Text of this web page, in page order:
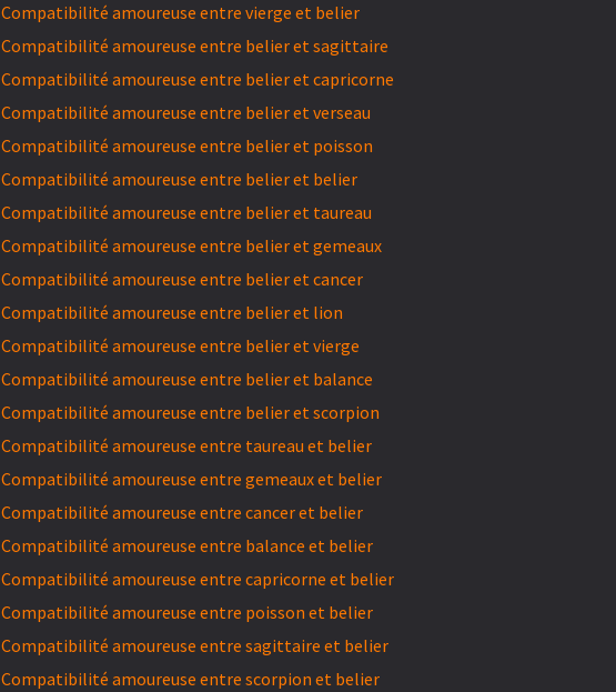
Compatibilité amoureuse entre vierge et belier
Compatibilité amoureuse entre belier et sagittaire
Compatibilité amoureuse entre belier et capricorne
Compatibilité amoureuse entre belier et verseau
Compatibilité amoureuse entre belier et poisson
Compatibilité amoureuse entre belier et belier
Compatibilité amoureuse entre belier et taureau
Compatibilité amoureuse entre belier et gemeaux
Compatibilité amoureuse entre belier et cancer
Compatibilité amoureuse entre belier et lion
Compatibilité amoureuse entre belier et vierge
Compatibilité amoureuse entre belier et balance
Compatibilité amoureuse entre belier et scorpion
Compatibilité amoureuse entre taureau et belier
Compatibilité amoureuse entre gemeaux et belier
Compatibilité amoureuse entre cancer et belier
Compatibilité amoureuse entre balance et belier
Compatibilité amoureuse entre capricorne et belier
Compatibilité amoureuse entre poisson et belier
Compatibilité amoureuse entre sagittaire et belier
Compatibilité amoureuse entre scorpion et belier